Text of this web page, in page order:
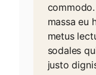
massa eu
metus
sodales
justo